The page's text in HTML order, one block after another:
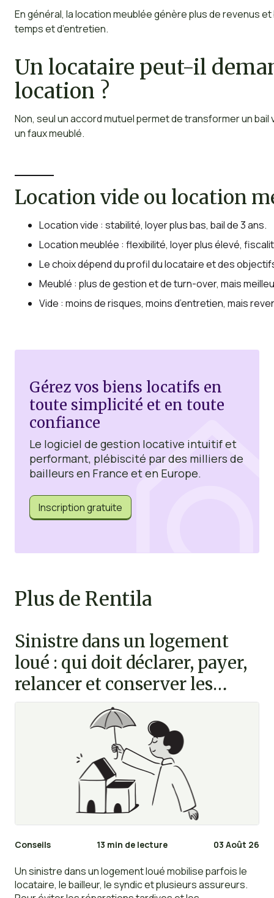
En général, la location meublée génère plus de revenus
temps et d’entretien.
Un locataire peut-il
location ?
Non, seul un accord mutuel permet de transformer un
un faux meublé.
Location vide ou location
Location vide : stabilité, loyer plus bas, bail de 3 ans.
Location meublée : flexibilité, loyer plus élevé,
Le choix dépend du profil du locataire et des
Meublé : plus de gestion et de turn-over, mais
Vide : moins de risques, moins d’entretien, mais
Gérez vos biens locatifs en
toute simplicité et en toute
confiance
Le logiciel de gestion locative intuitif et
performant, plébiscité par des milliers de
bailleurs en France et en Europe.
Inscription gratuite
Plus de Rentila
Sinistre dans un logement
loué : qui doit déclarer, payer,
relancer et conserver les
preuves ?
Conseils 13 min de lecture 03 Août 26
Un sinistre dans un logement loué mobilise parfois le
locataire, le bailleur, le syndic et plusieurs assureurs.